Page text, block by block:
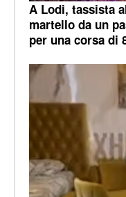
A Lodi, tassista
martello da un
per una corsa di